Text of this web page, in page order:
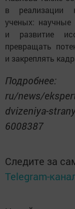
в реализации
ученых:
и развитие
превращать
и закреплять
ru/news/
dvizeniya-
6008387
Следите за
Telegram-